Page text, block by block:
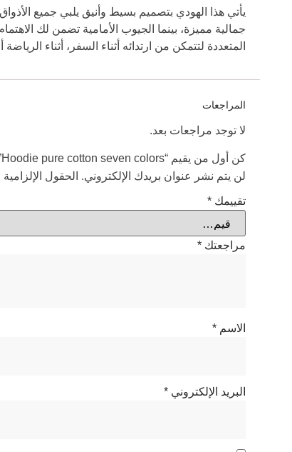
يأتي هذا الهودي بتصميم بسيط وأنيق يلبي جميع
جمالية مميزة، بينما الجيوب الأمامية تضمن لك
المتعددة لتتمكن من ارتدائه أثناء السفر، أثناء
المراجعات
لا توجد مراجعات بعد.
كن أول من يقيم “Hoodie pure cotton seven colors”
لن يتم نشر عنوان بريدك الإلكتروني. الحقول
تقييمك *
مراجعتك *
الاسم *
البريد الإلكتروني *